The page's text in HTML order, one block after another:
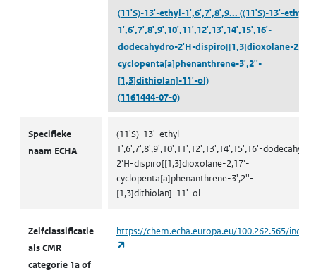
(11'S)-13'-ethyl-1',6',7',8',9... ((11'S)-13'-ethyl-
1',6',7',8',9',10',11',12',13',14',15',16'-
dodecahydro-2'H-dispiro[[1,3]dioxolane-2,17'-
cyclopenta[a]phenanthrene-3',2''-
[1,3]dithiolan]-11'-ol)
(1161444-07-0)
Specifieke
naam ECHA
(11'S)-13'-ethyl-
1',6',7',8',9',10',11',12',13',14',15',16'-
2'H-dispiro[[1,3]dioxolane-2,17'-
cyclopenta[a]phenanthrene-3',2''-
[1,3]dithiolan]-11'-ol
Zelfclassificatie
als CMR
categorie 1a of
https://chem.echa.europa.eu/100.262.565/